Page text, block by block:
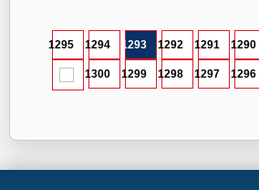
1290
1291
1292
1293
1294
1295
1296
1297
1298
1299
1300